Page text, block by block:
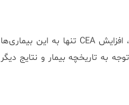
سطح بالای CEA در مایعات بدن ممکن است نشان‌دهنده وجود سرطان‌ها باشد. با این حال، افزایش CEA تنها به این بیماری‌ها
به تاریخچه بیمار و نتایج دیگر